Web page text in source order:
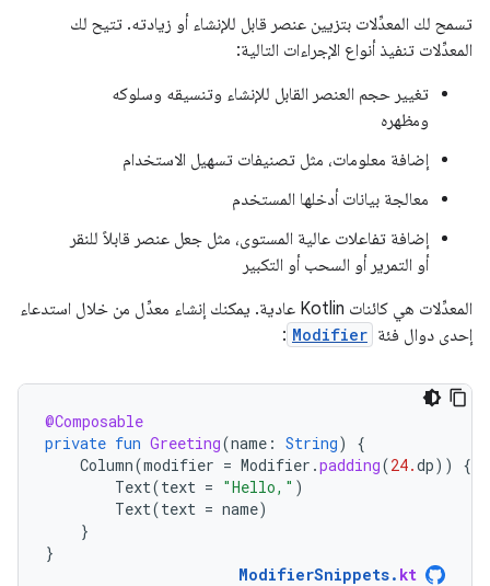
تسمح لك المعدِّلات بتزيين عنصر قابل للإنشاء أو زيادته. تتيح لك
المعدِّلات تنفيذ أنواع الإجراءات التالية:
تغيير حجم العنصر القابل للإنشاء وتنسيقه وسلوكه
ومظهره
إضافة معلومات، مثل تصنيفات تسهيل الاستخدام
معالجة بيانات أدخلها المستخدم
إضافة تفاعلات عالية المستوى، مثل جعل عنصر قابلاً للنقر
أو التمرير أو السحب أو التكبير
المعدِّلات هي كائنات Kotlin عادية. يمكنك إنشاء معدِّل من خلال استدعاء
إحدى دوال فئة Modifier
:
@Composable
private fun Greeting(name : String)
{
Column(modifier = Modifier .padding(24.dp))
{
Text(text = "Hello," )
Text(text = name)
}
}
ModifierSnippets. kt